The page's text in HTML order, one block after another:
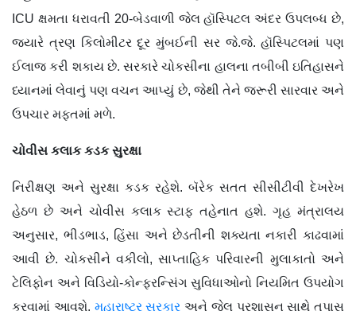
ICU ક્ષમતા ધરાવતી 20-બેડવાળી જેલ હૉસ્પિટલ અંદર ઉપલબ્ધ છે,
જ્યારે ત્રણ કિલોમીટર દૂર મુંબઈની સર જે.જે. હૉસ્પિટલમાં પણ
ઈલાજ કરી શકાય છે. સરકારે ચોકસીના હાલના તબીબી ઇતિહાસને
ધ્યાનમાં લેવાનું પણ વચન આપ્યું છે, જેથી તેને જરૂરી સારવાર અને
ઉપચાર મફતમાં મળે.
ચોવીસ કલાક કડક સુરક્ષા
નિરીક્ષણ અને સુરક્ષા કડક રહેશે. બૅરેક સતત સીસીટીવી દેખરેખ
હેઠળ છે અને ચોવીસ કલાક સ્ટાફ તહેનાત હશે. ગૃહ મંત્રાલય
અનુસાર, ભીડભાડ, હિંસા અને છેડતીની શક્યતા નકારી કાઢવામાં
આવી છે. ચોકસીને વકીલો, સાપ્તાહિક પરિવારની મુલાકાતો અને
ટેલિફોન અને વિડિયો-કોન્ફરન્સિંગ સુવિધાઓનો નિયમિત ઉપયોગ
કરવામાં આવશે. મહારાષ્ટ્ર સરકાર અને જેલ પ્રશાસન સાથે તપાસ